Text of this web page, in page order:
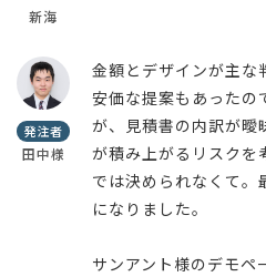
新海
発注者
田中様
金額とデザインが主な
安価な提案もあったの
が、見積書の内訳が曖
が積み上がるリスクを
では決められなくて。
になりました。
サンアント様のデモペ